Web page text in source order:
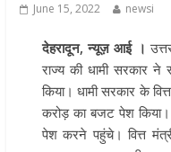
June 15, 2022 newsi
देहरादून, न्यूज़ आई ।
राज्य की धामी सरकार
किया। धामी सरकार के
करोड़ का बजट पेश किया।
पेश करने पहुंचे। वित्त